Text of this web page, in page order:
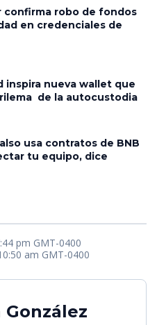
confirma robo de fondos
en credenciales de
inspira nueva wallet que
de la autocustodia
usa contratos de BNB
tu equipo, dice
pm GMT-0400
am GMT-0400
González